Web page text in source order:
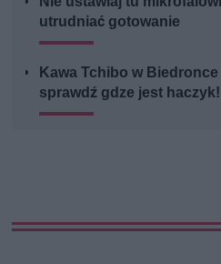
utrudniać gotowanie
Kawa Tchibo w Biedronce
sprawdź gdze jest haczyk!